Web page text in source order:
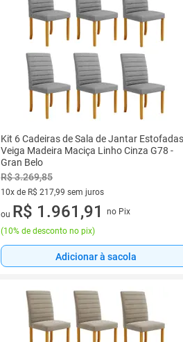
Kit 6 Cadeiras de Sala de Jantar Estofadas
Veiga Madeira Maciça Linho Cinza G78 -
Gran Belo
R$ 3.269,85
10x de R$ 217,99 sem juros
10 vez de R$ 217,99 sem juros
ou R$ 1.961,91
no Pix
(10% de desconto no pix)
Adicionar à sacola